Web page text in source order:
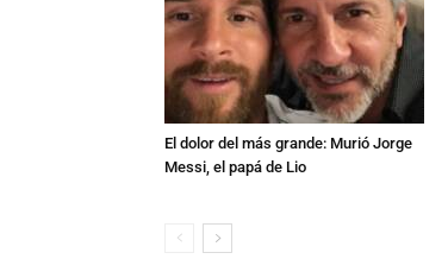
El dolor del más grande: Murió Jorge
Messi, el papá de Lio